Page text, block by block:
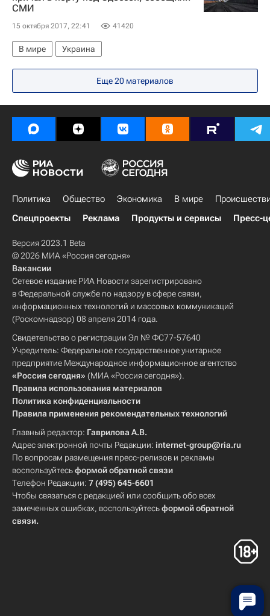
СМИ
15 октября 2017, 22:41 41420
В мире Украина
Еще 20 материалов
Политика Общество Экономика В мире
Спецпроекты
Реклама Продукты и сервисы Пресс-
Версия 2023.1 Beta
© 2026 МИА «Россия сегодня»
Вакансии
Сетевое издание РИА Новости зарегистрировано
в Федеральной службе по надзору в сфере связи,
информационных технологий и массовых коммуникаций
(Роскомнадзор) 08 апреля 2014 года.
Свидетельство о регистрации Эл № ФС77-57640
Учредитель: Федеральное государственное унитарное
предприятие Международное информационное агентство
«Россия сегодня» (МИА «Россия сегодня»).
Правила использования материалов
Политика конфиденциальности
Правила применения рекомендательных технологий
Главный редактор: Гаврилова А.В.
Адрес электронной почты Редакции: internet-group@ria.ru
По вопросам размещения пресс-релизов и рекламы
воспользуйтесьформой обратной связи
Телефон Редакции: 7 (495) 645-6601
Чтобы связаться с редакцией или сообщить обо всех
замеченных ошибках, воспользуйтесьформой обратной
связи.